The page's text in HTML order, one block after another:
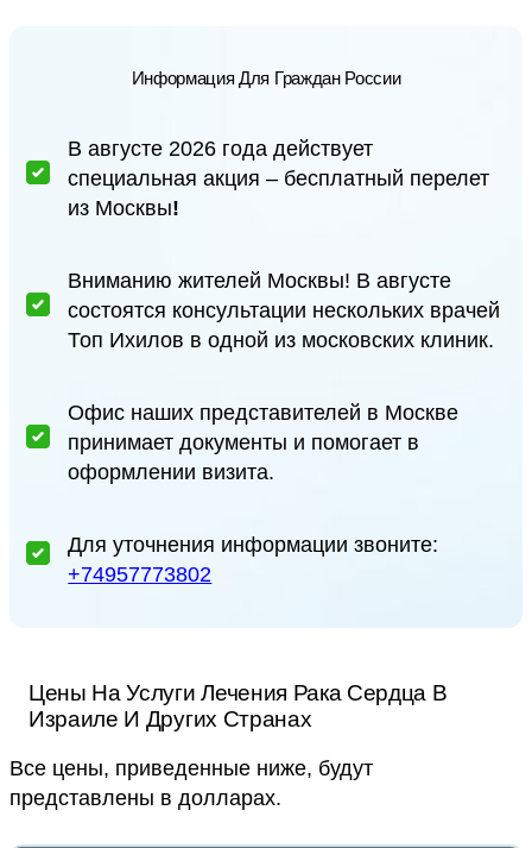
Информация Для Граждан России
В августе 2026 года действует
специальная акция – бесплатный перелет
из Москвы!
Вниманию жителей Москвы! В августе
состоятся консультации нескольких врачей
Топ Ихилов в одной из московских клиник.
Офис наших представителей в Москве
принимает документы и помогает в
оформлении визита.
Для уточнения информации звоните:
+74957773802
Цены На Услуги Лечения Рака Сердца В
Израиле И Других Странах
Все цены, приведенные ниже, будут
представлены в долларах.